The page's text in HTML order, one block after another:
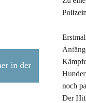
in der
noch
Der